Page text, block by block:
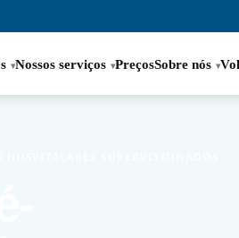
Nossos serviços PreçosSobre nós